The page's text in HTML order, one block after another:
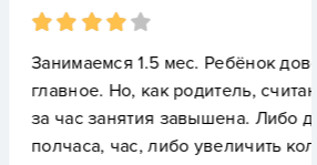
1.5 мес. Ребёнок доволен, это
Но, как родитель, считаю, что
завышена. Либо добавьте
час, либо увеличить количество